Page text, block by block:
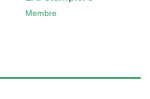
Membre